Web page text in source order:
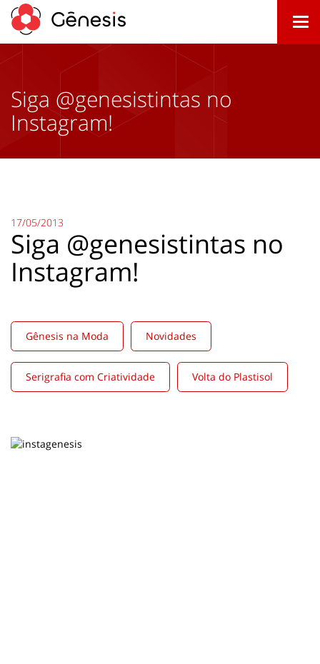
Siga @genesistintas no
Instagram!
17/05/2013
Siga @genesistintas no
Instagram!
Gênesis na Moda Novidades
Serigrafia com Criatividade Volta do Plastisol